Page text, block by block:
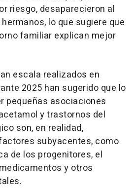
riesgo, desaparecieron al
lo que sugiere que
familiar explican mejor
escala realizados en
2025 han sugerido que lo
pequeñas asociaciones
y trastornos del
son, en realidad,
subyacentes, como
de los progenitores, el
y otros